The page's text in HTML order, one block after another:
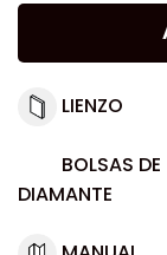
LIENZO
BOLSAS DE
DIAMANTE